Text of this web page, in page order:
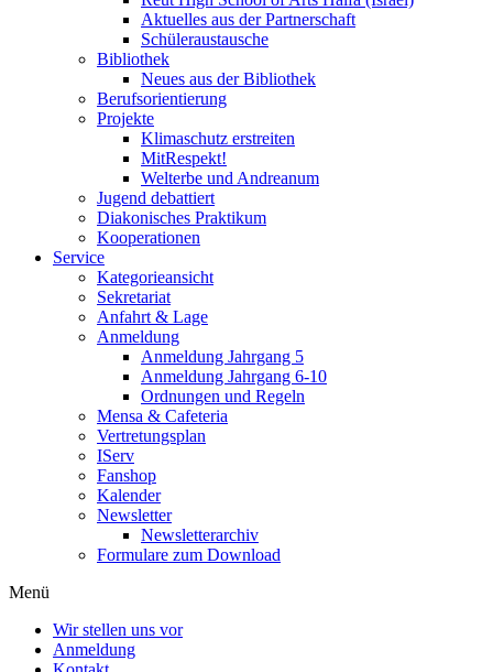
Aktuelles aus der Partnerschaft
Schüleraustausche
Bibliothek
Neues aus der Bibliothek
Berufsorientierung
Projekte
Klimaschutz erstreiten
MitRespekt!
Welterbe und Andreanum
Jugend debattiert
Diakonisches Praktikum
Kooperationen
Service
Kategorieansicht
Sekretariat
Anfahrt & Lage
Anmeldung
Anmeldung Jahrgang 5
Anmeldung Jahrgang 6-10
Ordnungen und Regeln
Mensa & Cafeteria
Vertretungsplan
IServ
Fanshop
Kalender
Newsletter
Newsletterarchiv
Formulare zum Download
Menü
Wir stellen uns vor
Anmeldung